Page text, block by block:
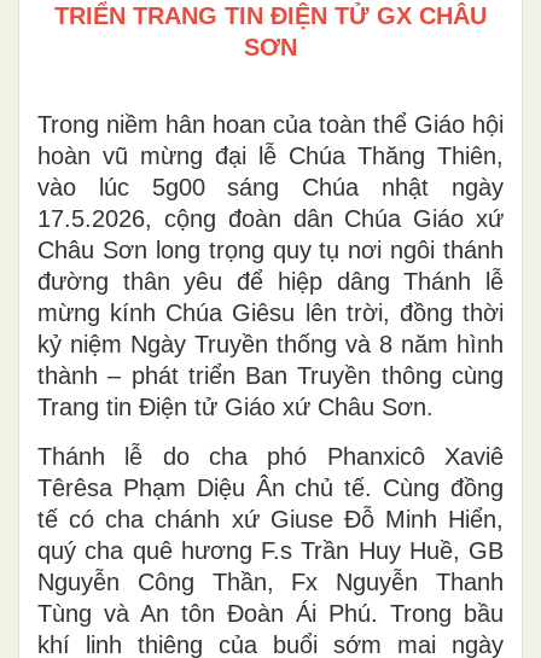
TRIỂN TRANG TIN ĐIỆN TỬ GX CHÂU
SƠN
Trong niềm hân hoan của toàn thể Giáo hội
hoàn vũ mừng đại lễ Chúa Thăng Thiên,
vào lúc 5g00 sáng Chúa nhật ngày
17.5.2026, cộng đoàn dân Chúa Giáo xứ
Châu Sơn long trọng quy tụ nơi ngôi thánh
đường thân yêu để hiệp dâng Thánh lễ
mừng kính Chúa Giêsu lên trời, đồng thời
kỷ niệm Ngày Truyền thống và 8 năm hình
thành – phát triển Ban Truyền thông cùng
Trang tin Điện tử Giáo xứ Châu Sơn.
Thánh lễ do cha phó Phanxicô Xaviê
Têrêsa Phạm Diệu Ân chủ tế. Cùng đồng
tế có cha chánh xứ Giuse Đỗ Minh Hiển,
quý cha quê hương F.s Trần Huy Huề, GB
Nguyễn Công Thần, Fx Nguyễn Thanh
Tùng và An tôn Đoàn Ái Phú. Trong bầu
khí linh thiêng của buổi sớm mai ngày